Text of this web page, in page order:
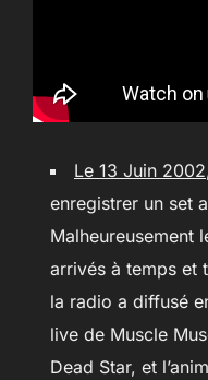
Le 13 Juin 2002
enregistrer un set
Malheureusement
arrivés à temps et
la radio a diffusé
live de Muscle
Dead Star, et